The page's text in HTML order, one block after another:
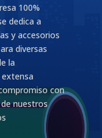
100%
dedica a
y accesorios
diversas
la
con
nuestros